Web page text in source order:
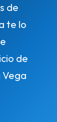
de
te lo
de